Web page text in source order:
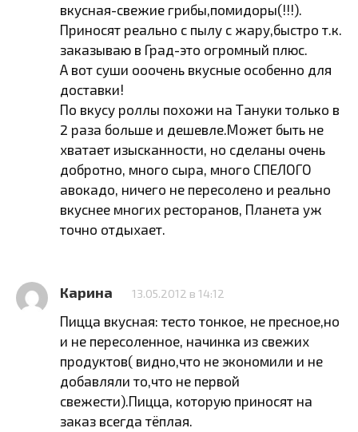
вкусная-свежие грибы,помидоры(!!!).
Приносят реально с пылу с жару,быстро т.к.
заказываю в Град-это огромный плюс.
А вот суши ооочень вкусные особенно для
доставки!
По вкусу роллы похожи на Тануки только в
2 раза больше и дешевле.Может быть не
хватает изысканности, но сделаны очень
добротно, много сыра, много СПЕЛОГО
авокадо, ничего не пересолено и реально
вкуснее многих ресторанов, Планета уж
точно отдыхает.
Карина 13.05.2012 в 14:12
Пицца вкусная: тесто тонкое, не пресное,но
и не пересоленное, начинка из свежих
продуктов( видно,что не экономили и не
добавляли то,что не первой
свежести).Пицца, которую приносят на
заказ всегда тёплая.